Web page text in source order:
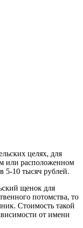
целях, для
или расположенном
5-10 тысяч рублей.
щенок для
потомства, то
Стоимость такой
от имени